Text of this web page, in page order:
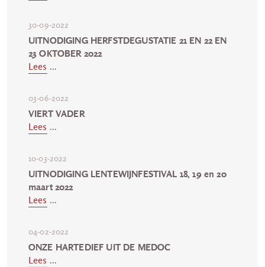
30-09-2022
UITNODIGING HERFSTDEGUSTATIE 21 EN 22 EN
23 OKTOBER 2022
Lees ...
03-06-2022
VIERT VADER
Lees ...
10-03-2022
UITNODIGING LENTEWIJNFESTIVAL 18, 19 en 20
maart 2022
Lees ...
04-02-2022
ONZE HARTEDIEF UIT DE MEDOC
Lees ...